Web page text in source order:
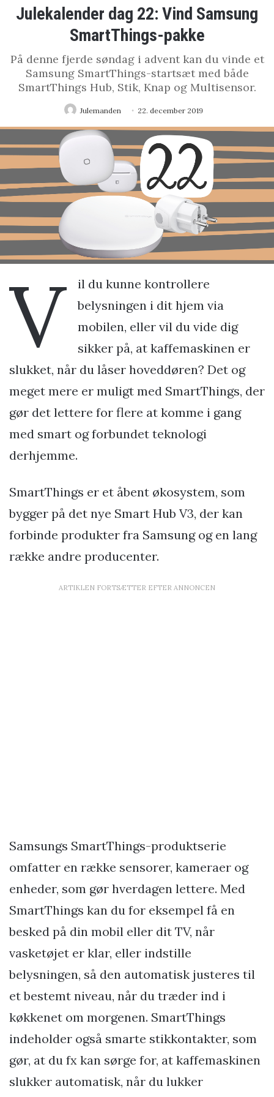
Julekalender dag 22: Vind Samsung
SmartThings-pakke
På denne fjerde søndag i advent kan du vinde et
Samsung SmartThings-startsæt med både
SmartThings Hub, Stik, Knap og Multisensor.
Julemanden 22. december 2019
V
il du kunne kontrollere
belysningen i dit hjem via
mobilen, eller vil du vide dig
sikker på, at kaffemaskinen er
slukket, når du låser hoveddøren? Det og
meget mere er muligt med SmartThings, der
gør det lettere for flere at komme i gang
med smart og forbundet teknologi
derhjemme.
SmartThings er et åbent økosystem, som
bygger på det nye Smart Hub V3, der kan
forbinde produkter fra Samsung og en lang
række andre producenter.
ARTIKLEN FORTSÆTTER EFTER ANNONCEN
Samsungs SmartThings-produktserie
omfatter en række sensorer, kameraer og
enheder, som gør hverdagen lettere. Med
SmartThings kan du for eksempel få en
besked på din mobil eller dit TV, når
vasketøjet er klar, eller indstille
belysningen, så den automatisk justeres til
et bestemt niveau, når du træder ind i
køkkenet om morgenen. SmartThings
indeholder også smarte stikkontakter, som
gør, at du fx kan sørge for, at kaffemaskinen
slukker automatisk, når du lukker